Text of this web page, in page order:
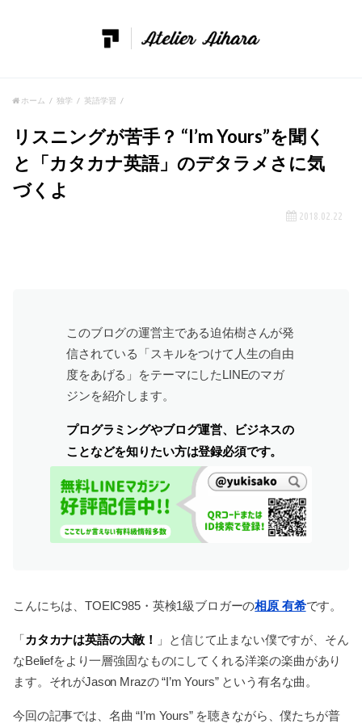
ホーム 独学 英語学習
リスニングが苦手？ “I’m Yours”を聞く
と「カタカナ英語」のデタラメさに気
づくよ
2018.02.22
このブログの運営主である迫佑樹さんが発
信されている「スキルをつけて人生の自由
度をあげる」をテーマにしたLINEのマガ
ジンを紹介します。
プログラミングやブログ運営、ビジネスの
ことなどを知りたい方は登録必須です。
こんにちは、TOEIC985・英検1級ブロガーの相原 有希です。
「カタカナは英語の大敵！
」と信じて止まない僕ですが、そん
なBeliefをより一層強固なものにしてくれる洋楽の楽曲があり
ます。それがJason Mrazの “I’m Yours” という有名な曲。
今回の記事では、名曲 “I’m Yours” を聴きながら、僕たちが普